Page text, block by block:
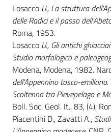
Losacco U., La struttura
delle Radici e il passo
Roma, 1953.
Losacco U., Gli antichi
Studio morfologico e
Modena, Modena, 1982.
dell'Appennino tosco-
Scoltenna tra Pievepelago e
Boll. Soc. Geol. It., 83, (4),
Piacentini D., Zavatti A.,